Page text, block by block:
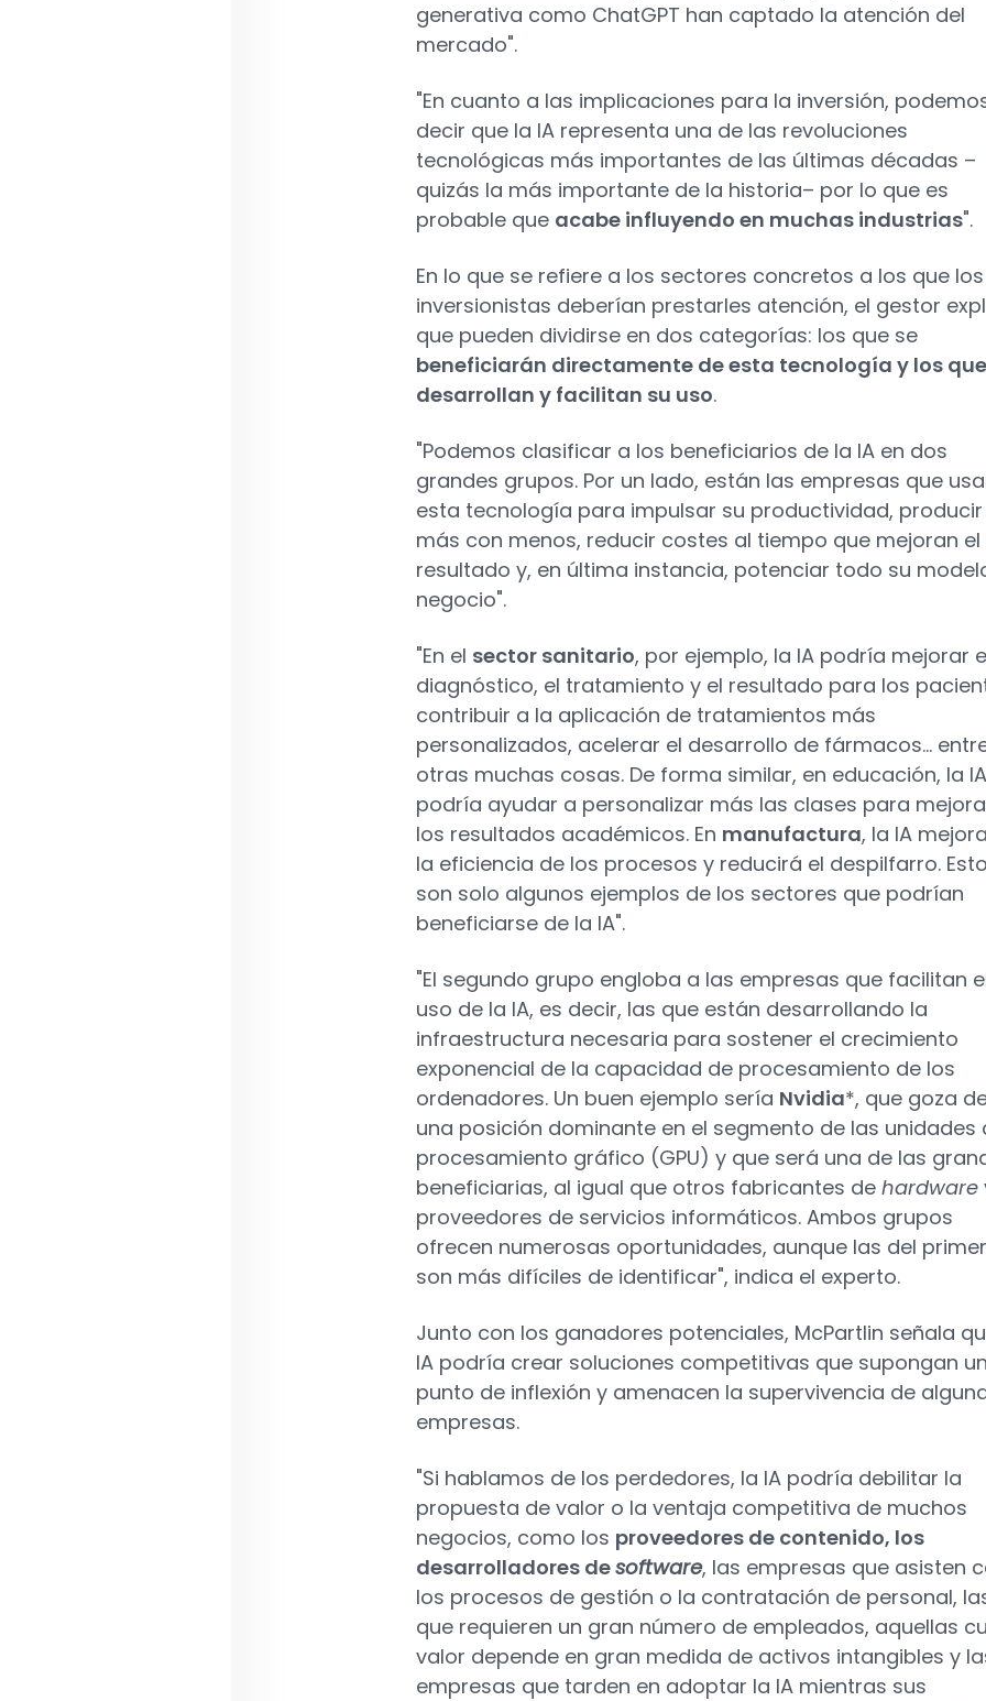
generativa como ChatGPT han captado la atención del
mercado".
"En cuanto a las implicaciones para la inversión,
decir que la IA representa una de las revoluciones
tecnológicas más importantes de las últimas décadas –
quizás la más importante de la historia– por lo que es
probable que acabe influyendo en muchas industrias".
En lo que se refiere a los sectores concretos a los que los
inversionistas deberían prestarles atención, el gestor
que pueden dividirse en dos categorías: los que se
beneficiarán directamente de esta tecnología y los
desarrollan y facilitan su uso.
"Podemos clasificar a los beneficiarios de la IA en dos
grandes grupos. Por un lado, están las empresas que
esta tecnología para impulsar su productividad, producir
más con menos, reducir costes al tiempo que mejoran el
resultado y, en última instancia, potenciar todo su
negocio".
"En el sector sanitario, por ejemplo, la IA podría mejorar
diagnóstico, el tratamiento y el resultado para los
contribuir a la aplicación de tratamientos más
personalizados, acelerar el desarrollo de fármacos...
otras muchas cosas. De forma similar, en educación, la IA
podría ayudar a personalizar más las clases para
los resultados académicos. En manufactura, la IA
la eficiencia de los procesos y reducirá el despilfarro.
son solo algunos ejemplos de los sectores que podrían
beneficiarse de la IA".
"El segundo grupo engloba a las empresas que facilitan
uso de la IA, es decir, las que están desarrollando la
infraestructura necesaria para sostener el crecimiento
exponencial de la capacidad de procesamiento de los
ordenadores. Un buen ejemplo sería Nvidia*, que goza
una posición dominante en el segmento de las unidades
procesamiento gráfico (GPU) y que será una de las
beneficiarias, al igual que otros fabricantes de hardware
proveedores de servicios informáticos. Ambos grupos
ofrecen numerosas oportunidades, aunque las del
son más difíciles de identificar", indica el experto.
Junto con los ganadores potenciales, McPartlin señala
IA podría crear soluciones competitivas que supongan un
punto de inflexión y amenacen la supervivencia de
empresas.
"Si hablamos de los perdedores, la IA podría debilitar la
propuesta de valor o la ventaja competitiva de muchos
negocios, como los proveedores de contenido, los
desarrolladores desoftware, las empresas que asisten
los procesos de gestión o la contratación de personal,
que requieren un gran número de empleados, aquellas
valor depende en gran medida de activos intangibles y
empresas que tarden en adoptar la IA mientras sus